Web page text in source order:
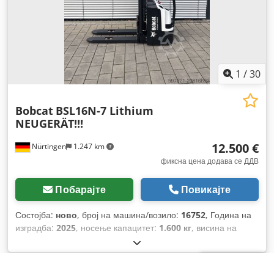
1 /30
Nürtingen 1.247 km
Bobcat BSL16N-7 Lithium
NEUGERÄT!!!
12.500 €
фиксна цена додава се ДДВ
Побарајте Повикајте
Состојба: ново, број на машина/возило: 16752, Година на
изградба: 2025, носење капацитет: 1.600 кг, висина на
, слободно подигање: